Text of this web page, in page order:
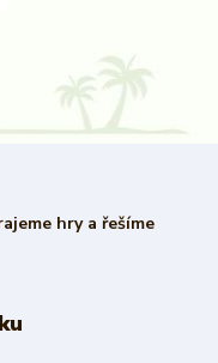
hry a řešíme